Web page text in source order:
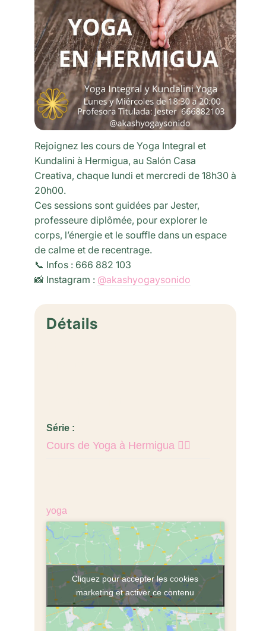
Rejoignez les cours de Yoga Integral et
Kundalini à Hermigua, au Salón Casa
Creativa, chaque lundi et mercredi de 18h30 à
20h00.
Ces sessions sont guidées par Jester,
professeure diplômée, pour explorer le
corps, l’énergie et le souffle dans un espace
de calme et de recentrage.
📞 Infos : 666 882 103
📸 Instagram : @akashyogaysonido
Détails
Série :
Cours de Yoga à Hermigua 🧘‍♂️
yoga
Cliquez pour accepter les cookies
marketing et activer ce contenu